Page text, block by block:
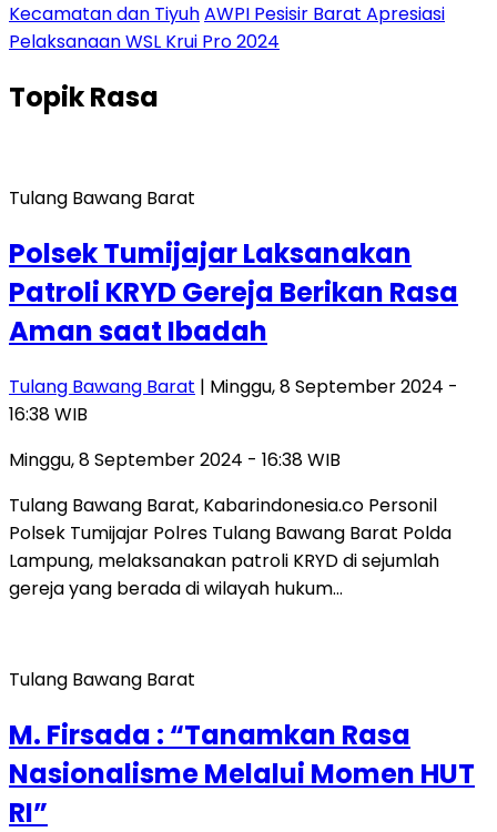
Kecamatan dan TiyuhAWPI Pesisir Barat Apresiasi
Pelaksanaan WSL Krui Pro 2024
TopikRasa
Tulang Bawang Barat
Polsek Tumijajar Laksanakan
Patroli KRYD Gereja Berikan Rasa
Aman saat Ibadah
Tulang Bawang Barat | Minggu, 8 September 2024 -
16:38 WIB
Minggu, 8 September 2024 - 16:38 WIB
Tulang Bawang Barat, Kabarindonesia.co Personil
Polsek Tumijajar Polres Tulang Bawang Barat Polda
Lampung, melaksanakan patroli KRYD di sejumlah
gereja yang berada di wilayah hukum…
Tulang Bawang Barat
M. Firsada : “Tanamkan Rasa
Nasionalisme Melalui Momen HUT
RI”